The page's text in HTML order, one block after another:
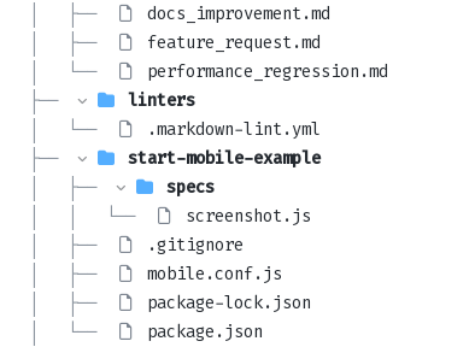
│   │   ├──
docs_improvement.md
│   │   ├──
feature_request.md
│   │   └──
performance_regression.md
│   ├──
linters
│   │   └──
.markdown-lint.yml
│   ├──
start-mobile-example
│   │   ├──
specs
│   │   │   └──
screenshot.js
│   │   ├──
.gitignore
│   │   ├──
mobile.conf.js
│   │   ├──
package-lock.json
│   │   └──
package.json